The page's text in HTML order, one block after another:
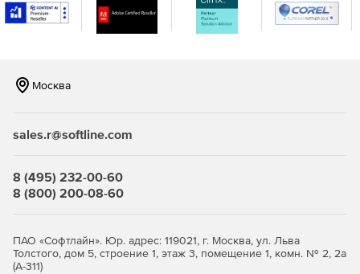
Автоматизация миграции и извлечения файлов.
Полный административный контроль процедур
политик.
Москва
sales.r@softline.com
8 (495) 232-00-60
8 (800) 200-08-60
ПАО «Софтлайн». Юр. адрес: 119021, г. Москва, ул. Льва
Толстого, дом 5, строение 1, этаж 3, помещение 1, комн. № 2, 2а
(А-311)